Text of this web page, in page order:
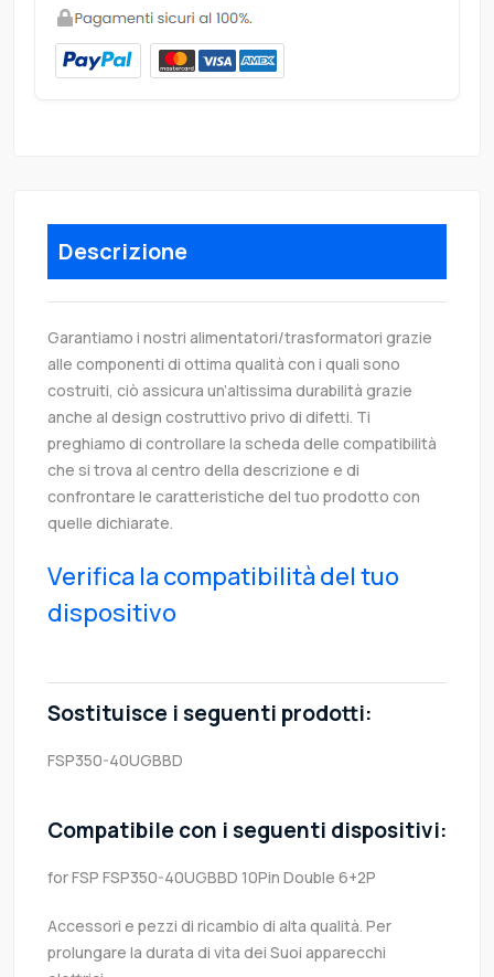
Descrizione
Garantiamo i nostri alimentatori/trasformatori grazie
alle componenti di ottima qualità con i quali sono
costruiti, ciò assicura un’altissima durabilità grazie
anche al design costruttivo privo di difetti. Ti
preghiamo di controllare la scheda delle compatibilità
che si trova al centro della descrizione e di
confrontare le caratteristiche del tuo prodotto con
quelle dichiarate.
Verifica la compatibilità del tuo
dispositivo
Sostituisce i seguenti prodotti:
FSP350-40UGBBD
Compatibile con i seguenti dispositivi:
for FSP FSP350-40UGBBD 10Pin Double 6+2P
Accessori e pezzi di ricambio di alta qualità. Per
prolungare la durata di vita dei Suoi apparecchi